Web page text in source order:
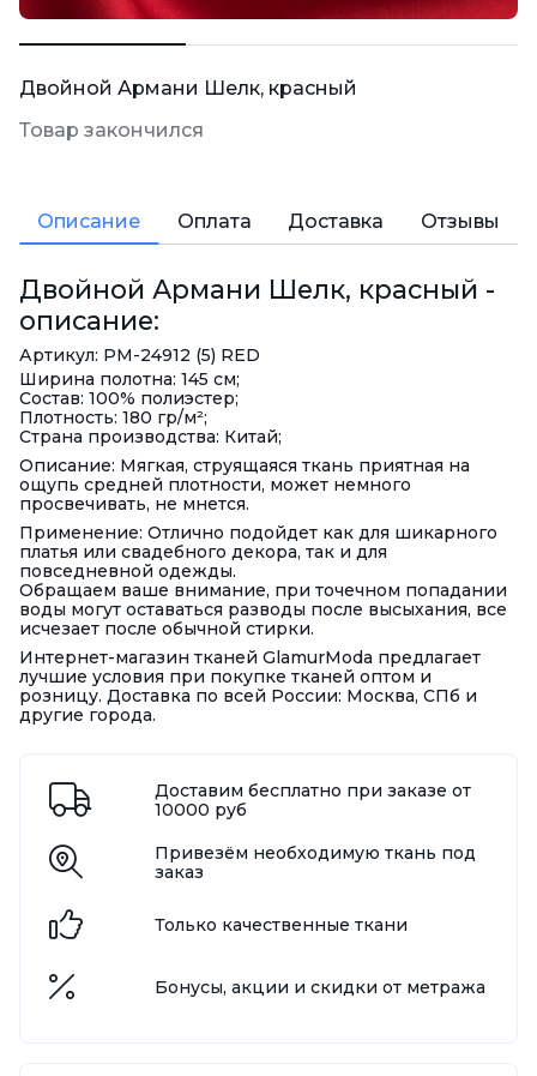
Двойной Армани Шелк, красный
Товар закончился
Описание Оплата Доставка Отзывы
Двойной Армани Шелк, красный -
описание:
Артикул: PM-24912 (5) RED
Ширина полотна: 145 см;
Состав: 100% полиэстер;
Плотность: 180 гр/м²;
Страна производства: Китай;
Описание: Мягкая, струящаяся ткань приятная на
ощупь средней плотности, может немного
просвечивать, не мнется.
Применение: Отлично подойдет как для шикарного
платья или свадебного декора, так и для
повседневной одежды.
Обращаем ваше внимание, при точечном попадании
воды могут оставаться разводы после высыхания, все
исчезает после обычной стирки.
Интернет-магазин тканей GlamurModa предлагает
лучшие условия при покупке тканей оптом и
розницу. Доставка по всей России: Москва, СПб и
другие города.
Доставим бесплатно при заказе от
10000 руб
Привезём необходимую ткань под
заказ
Только качественные ткани
Бонусы, акции и скидки от метража